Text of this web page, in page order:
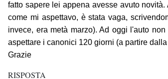
fatto sapere lei appena avesse avuto
come mi aspettavo, è stata vaga,
invece, era metà marzo). Ad oggi l'auto
aspettare i canonici 120 giorni (a partire
Grazie
RISPOSTA